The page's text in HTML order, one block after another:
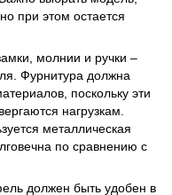
при этом остается
молнии и ручки –
Фурнитура должна
поскольку эти
нагрузкам.
металлическая
по сравнению с
должен быть удобен в